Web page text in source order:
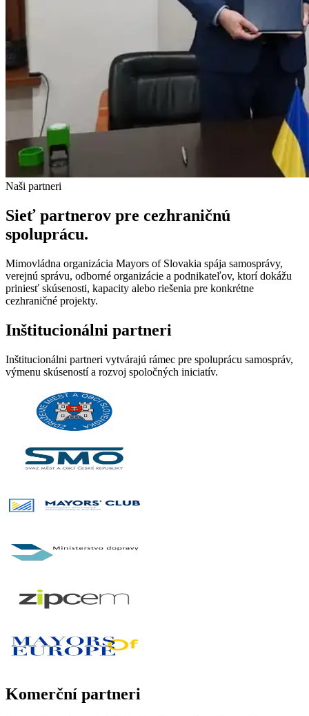
Naši partneri
Sieť partnerov pre cezhraničnú
spoluprácu.
Mimovládna organizácia Mayors of Slovakia spája samosprávy,
verejnú správu, odborné organizácie a podnikateľov, ktorí dokážu
priniesť skúsenosti, kapacity alebo riešenia pre konkrétne
cezhraničné projekty.
Inštitucionálni partneri
Inštitucionálni partneri vytvárajú rámec pre spoluprácu samospráv,
výmenu skúseností a rozvoj spoločných iniciatív.
Komerční partneri